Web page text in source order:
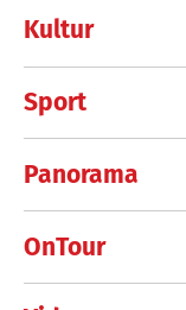
Kultur
Sport
Panorama
OnTour